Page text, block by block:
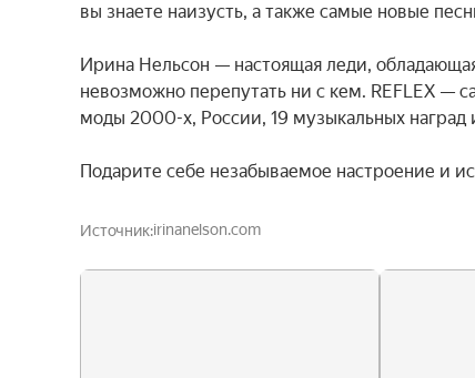
вы знаете наизусть, а также самые новые
Ирина Нельсон — настоящая леди,
невозможно перепутать ни с кем. REFLEX —
моды 2000-х, России, 19 музыкальных
Подарите себе незабываемое настроение и
Источникirinanelson.com